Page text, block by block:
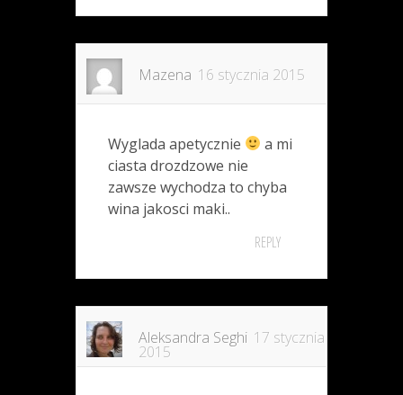
Mazena 16 stycznia 2015
Wyglada apetycznie
a mi
ciasta drozdzowe nie
zawsze wychodza to chyba
wina jakosci maki..
REPLY
Aleksandra Seghi 17 stycznia
2015